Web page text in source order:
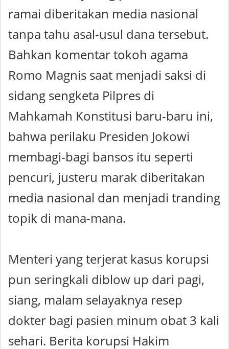
ramai diberitakan media nasional
tanpa tahu asal-usul dana tersebut.
Bahkan komentar tokoh agama
Romo Magnis saat menjadi saksi di
sidang sengketa Pilpres di
Mahkamah Konstitusi baru-baru ini,
bahwa perilaku Presiden Jokowi
membagi-bagi bansos itu seperti
pencuri, justeru marak diberitakan
media nasional dan menjadi tranding
topik di mana-mana.
Menteri yang terjerat kasus korupsi
pun seringkali diblow up dari pagi,
siang, malam selayaknya resep
dokter bagi pasien minum obat 3 kali
sehari. Berita korupsi Hakim